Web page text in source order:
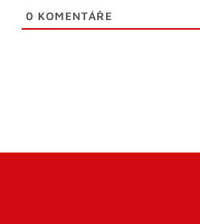
0 KOMENTÁŘE